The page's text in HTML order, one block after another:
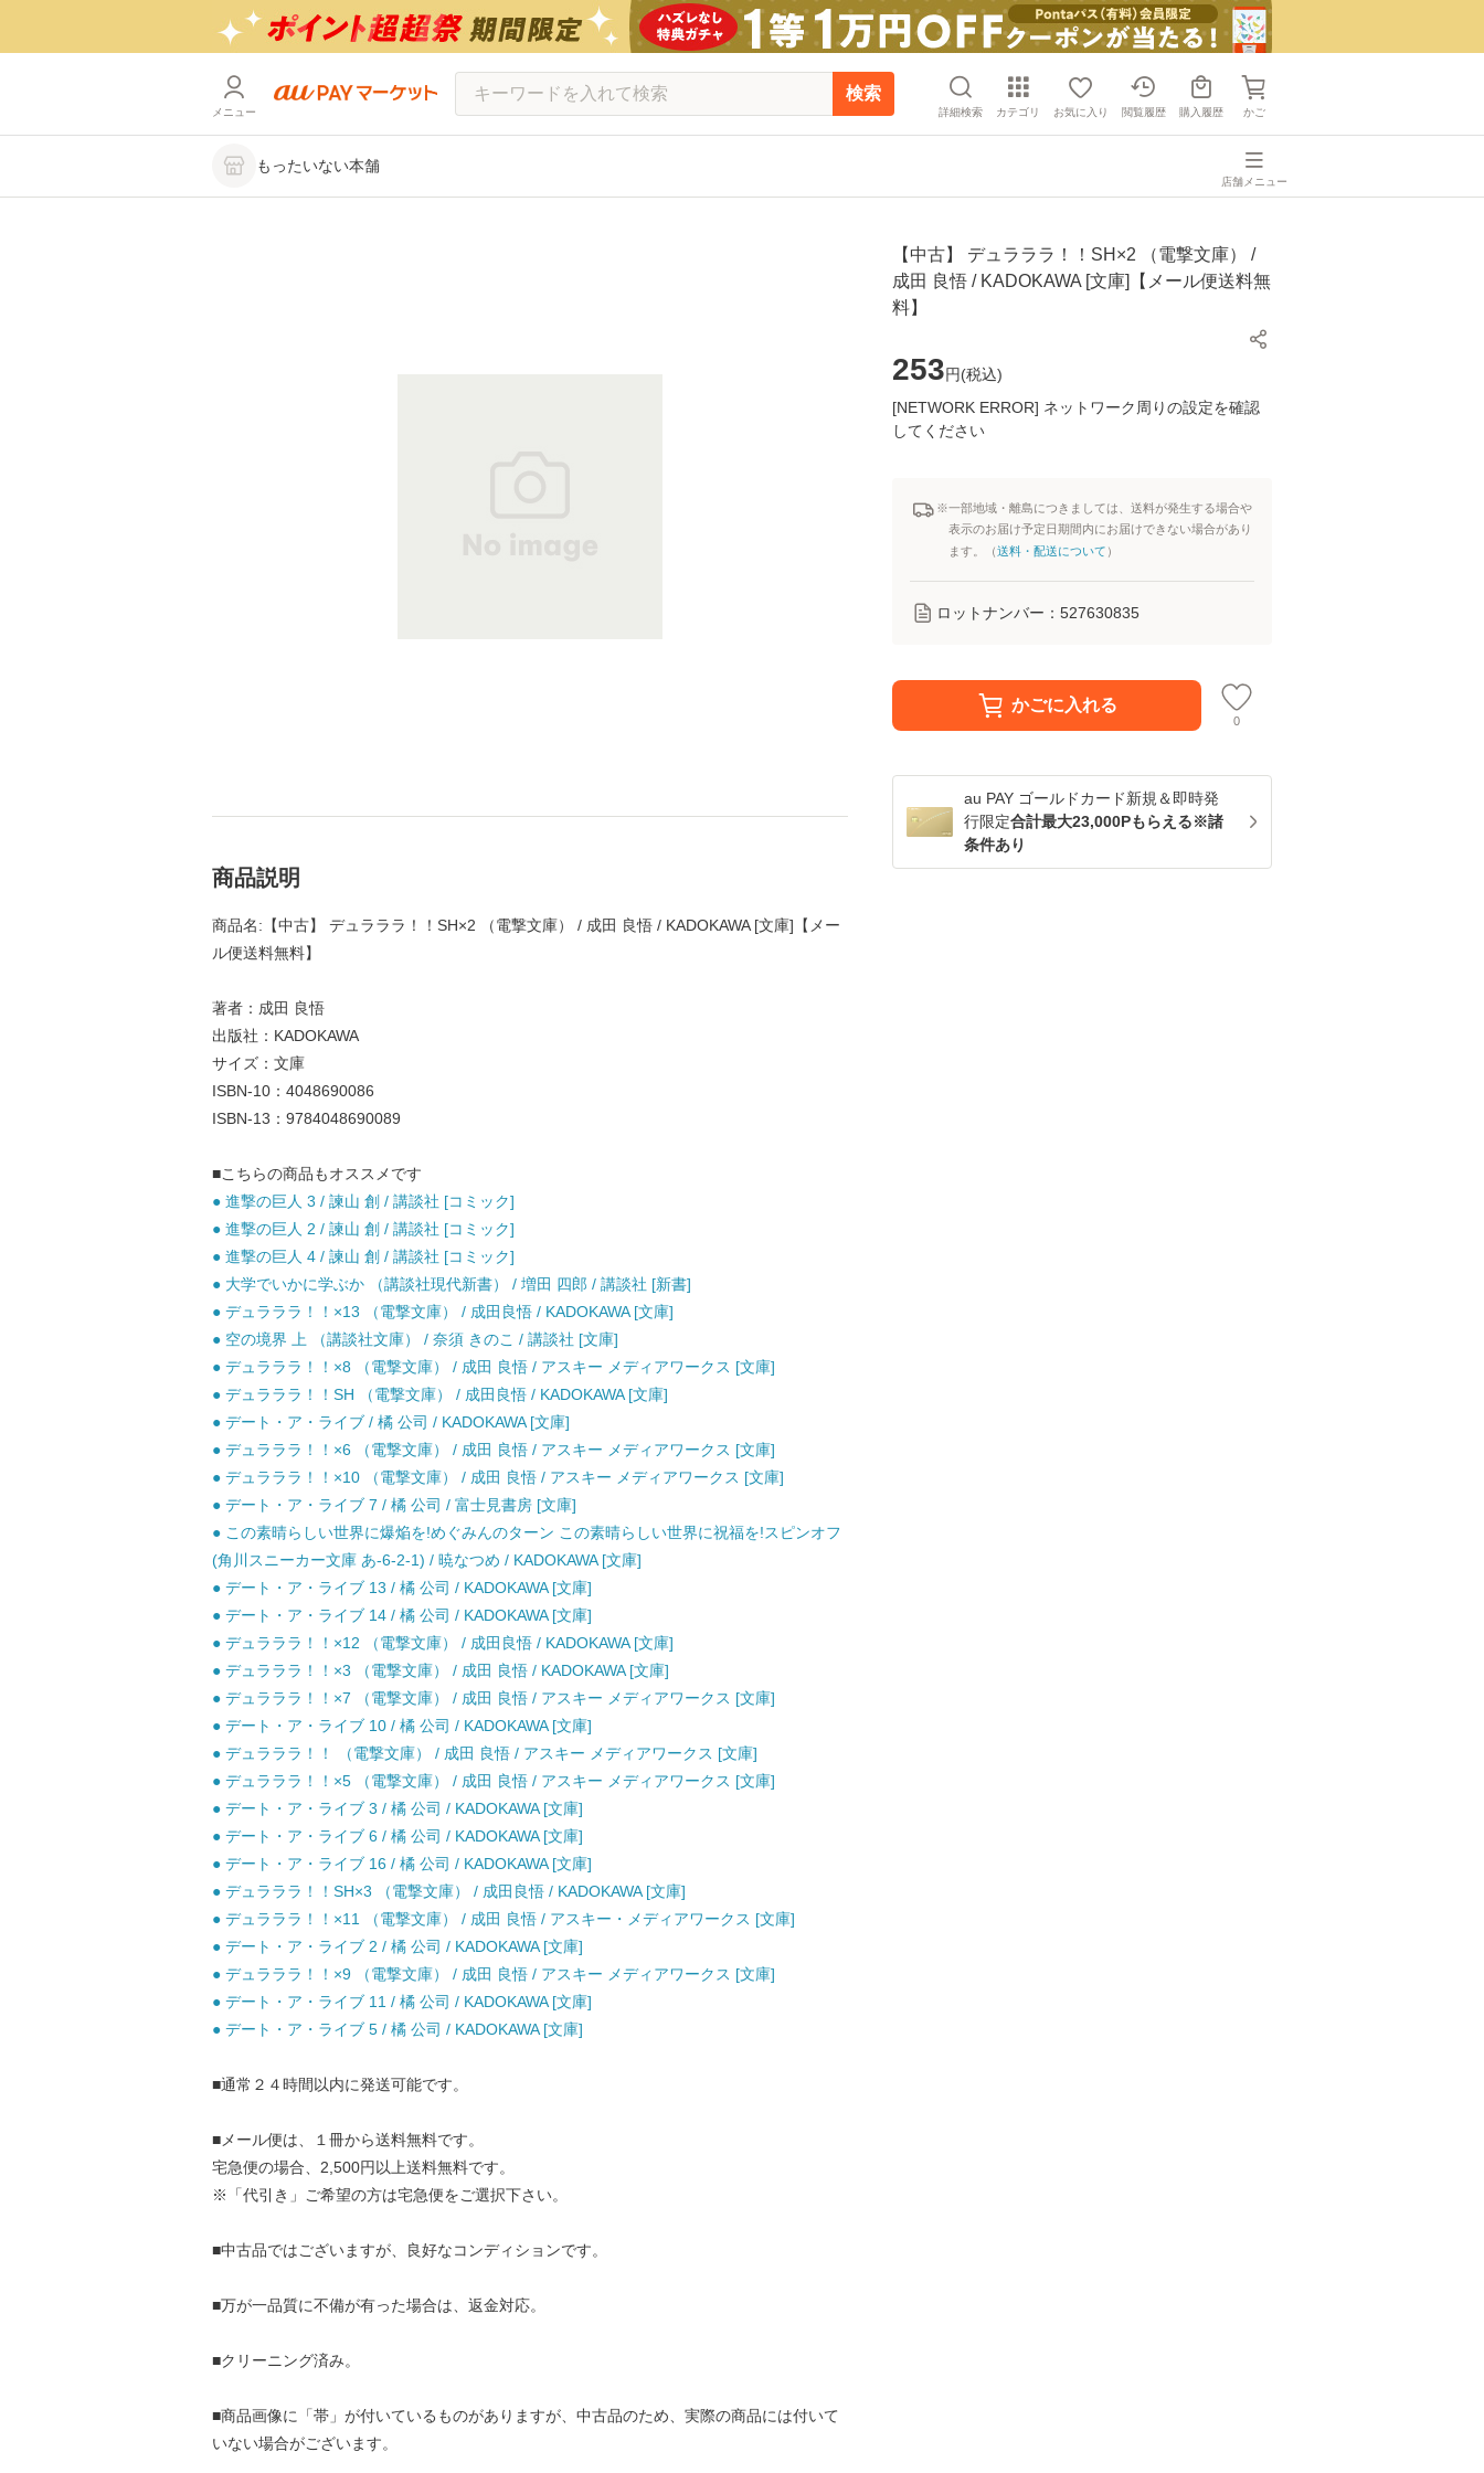
メニュー
検索
詳細検索 カテゴリ お気に入り 閲覧履歴 購入履歴 かご
もったいない本舗
店舗メニュー
【中古】 デュラララ！！SH×2 （電撃文庫） /
成田 良悟 / KADOKAWA [文庫]【メール便送料無
料】
253円(税込)
[NETWORK ERROR] ネットワーク周りの設定を確認
してください
※一部地域・離島につきましては、送料が発生する場合や
表示のお届け予定日期間内にお届けできない場合があり
ます。（送料・配送について ）
ロットナンバー： 527630835
かごに入れる
0
au PAY ゴールドカード新規＆即時発
行限定合計最大23,000Pもらえる※諸
条件あり
商品説明
商品名:【中古】 デュラララ！！SH×2 （電撃文庫） / 成田 良悟 / KADOKAWA [文庫]【メー
ル便送料無料】
著者：成田 良悟
出版社：KADOKAWA
サイズ：文庫
ISBN-10：4048690086
ISBN-13：9784048690089
■こちらの商品もオススメです
● 進撃の巨人 3 / 諫山 創 / 講談社 [コミック]
● 進撃の巨人 2 / 諫山 創 / 講談社 [コミック]
● 進撃の巨人 4 / 諫山 創 / 講談社 [コミック]
● 大学でいかに学ぶか （講談社現代新書） / 増田 四郎 / 講談社 [新書]
● デュラララ！！×13 （電撃文庫） / 成田良悟 / KADOKAWA [文庫]
● 空の境界 上 （講談社文庫） / 奈須 きのこ / 講談社 [文庫]
● デュラララ！！×8 （電撃文庫） / 成田 良悟 / アスキー メディアワークス [文庫]
● デュラララ！！SH （電撃文庫） / 成田良悟 / KADOKAWA [文庫]
● デート・ア・ライブ / 橘 公司 / KADOKAWA [文庫]
● デュラララ！！×6 （電撃文庫） / 成田 良悟 / アスキー メディアワークス [文庫]
● デュラララ！！×10 （電撃文庫） / 成田 良悟 / アスキー メディアワークス [文庫]
● デート・ア・ライブ 7 / 橘 公司 / 富士見書房 [文庫]
● この素晴らしい世界に爆焔を!めぐみんのターン この素晴らしい世界に祝福を!スピンオフ
(角川スニーカー文庫 あ-6-2-1) / 暁なつめ / KADOKAWA [文庫]
● デート・ア・ライブ 13 / 橘 公司 / KADOKAWA [文庫]
● デート・ア・ライブ 14 / 橘 公司 / KADOKAWA [文庫]
● デュラララ！！×12 （電撃文庫） / 成田良悟 / KADOKAWA [文庫]
● デュラララ！！×3 （電撃文庫） / 成田 良悟 / KADOKAWA [文庫]
● デュラララ！！×7 （電撃文庫） / 成田 良悟 / アスキー メディアワークス [文庫]
● デート・ア・ライブ 10 / 橘 公司 / KADOKAWA [文庫]
● デュラララ！！ （電撃文庫） / 成田 良悟 / アスキー メディアワークス [文庫]
● デュラララ！！×5 （電撃文庫） / 成田 良悟 / アスキー メディアワークス [文庫]
● デート・ア・ライブ 3 / 橘 公司 / KADOKAWA [文庫]
● デート・ア・ライブ 6 / 橘 公司 / KADOKAWA [文庫]
● デート・ア・ライブ 16 / 橘 公司 / KADOKAWA [文庫]
● デュラララ！！SH×3 （電撃文庫） / 成田良悟 / KADOKAWA [文庫]
● デュラララ！！×11 （電撃文庫） / 成田 良悟 / アスキー・メディアワークス [文庫]
● デート・ア・ライブ 2 / 橘 公司 / KADOKAWA [文庫]
● デュラララ！！×9 （電撃文庫） / 成田 良悟 / アスキー メディアワークス [文庫]
● デート・ア・ライブ 11 / 橘 公司 / KADOKAWA [文庫]
● デート・ア・ライブ 5 / 橘 公司 / KADOKAWA [文庫]
■通常２４時間以内に発送可能です。
■メール便は、１冊から送料無料です。
宅急便の場合、2,500円以上送料無料です。
※「代引き」ご希望の方は宅急便をご選択下さい。
■中古品ではございますが、良好なコンディションです。
■万が一品質に不備が有った場合は、返金対応。
■クリーニング済み。
■商品画像に「帯」が付いているものがありますが、中古品のため、実際の商品には付いて
いない場合がございます。